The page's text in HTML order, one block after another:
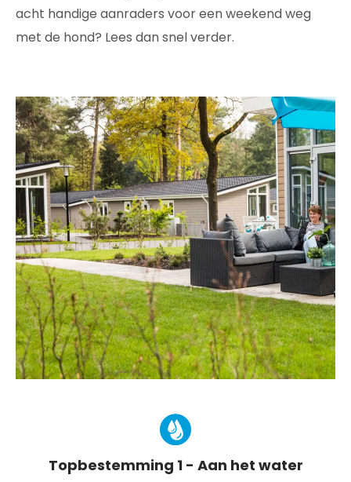
acht handige aanraders voor een weekend weg
met de hond? Lees dan snel verder.
Topbestemming 1 - Aan het water